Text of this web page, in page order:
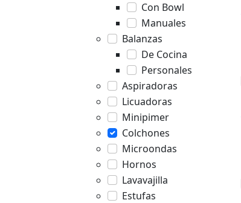
Con Bowl
Manuales
Balanzas
De Cocina
Personales
Aspiradoras
Licuadoras
Minipimer
Colchones
Microondas
Hornos
Lavavajilla
Estufas